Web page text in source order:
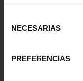
NECESARIAS
PREFERENCIAS